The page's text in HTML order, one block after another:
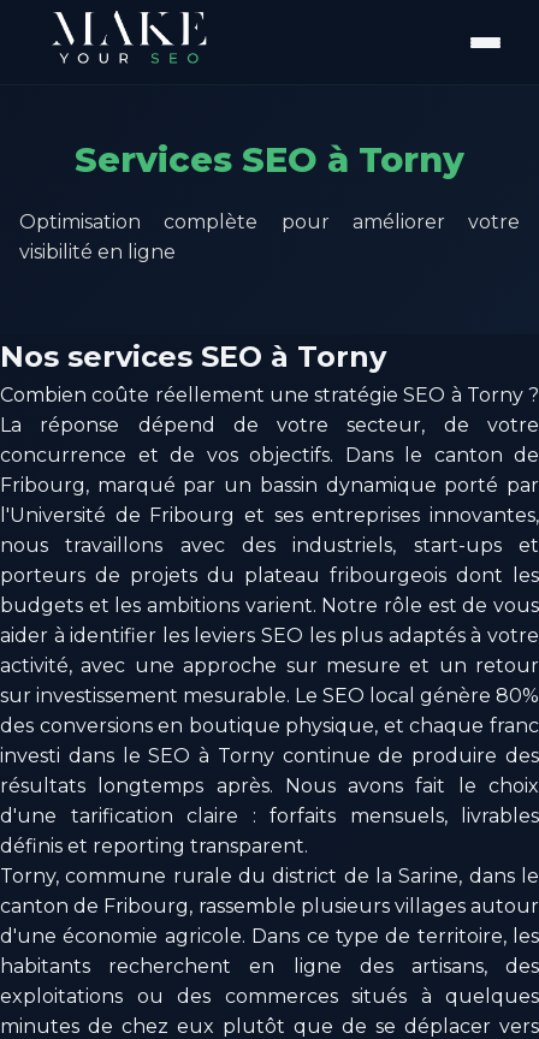
Services SEO à Torny
Optimisation complète pour améliorer votre
visibilité en ligne
Nos services SEO à Torny
Combien coûte réellement une stratégie SEO à Torny ?
La réponse dépend de votre secteur, de votre
concurrence et de vos objectifs. Dans le canton de
Fribourg, marqué par un bassin dynamique porté par
l'Université de Fribourg et ses entreprises innovantes,
nous travaillons avec des industriels, start-ups et
porteurs de projets du plateau fribourgeois dont les
budgets et les ambitions varient. Notre rôle est de vous
aider à identifier les leviers SEO les plus adaptés à votre
activité, avec une approche sur mesure et un retour
sur investissement mesurable. Le SEO local génère 80%
des conversions en boutique physique, et chaque franc
investi dans le SEO à Torny continue de produire des
résultats longtemps après. Nous avons fait le choix
d'une tarification claire : forfaits mensuels, livrables
définis et reporting transparent.
Torny, commune rurale du district de la Sarine, dans le
canton de Fribourg, rassemble plusieurs villages autour
d'une économie agricole. Dans ce type de territoire, les
habitants recherchent en ligne des artisans, des
exploitations ou des commerces situés à quelques
minutes de chez eux plutôt que de se déplacer vers